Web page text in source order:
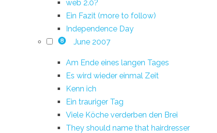
web 2.0?
Ein Fazit (more to follow)
Independence Day
8 June 2007
Am Ende eines langen Tages
Es wird wieder einmal Zeit
Kenn ich
Ein trauriger Tag
Viele Köche verderben den Brei
They should name that hairdresser